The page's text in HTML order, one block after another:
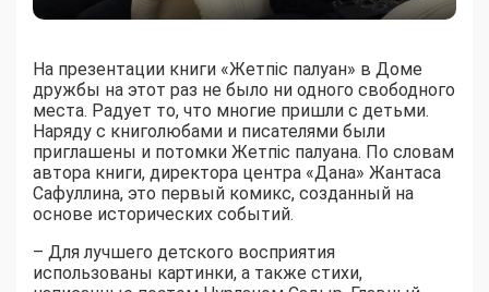
На презентации книги «Жетпіс палуан» в Доме
дружбы на этот раз не было ни одного свободного
места. Радует то, что многие пришли с детьми.
Наряду с книголюбами и писателями были
приглашены и потомки Жетпіс палуана. По словам
автора книги, директора центра «Дана» Жантаса
Сафуллина, это первый комикс, созданный на
основе исторических событий.
– Для лучшего детского восприятия
использованы картинки, а также стихи,